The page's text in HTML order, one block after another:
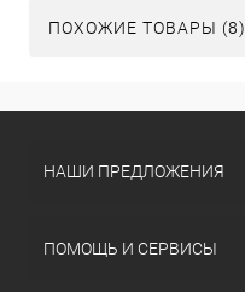
ПОХОЖИЕ ТОВАРЫ (8)
НАШИ ПРЕДЛОЖЕНИЯ
ПОМОЩЬ И СЕРВИСЫ